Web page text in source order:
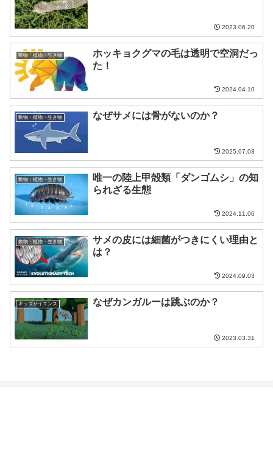
2023.06.20
動物・植物・生き物
ホッキョクグマの毛は透明で空洞だっ
た！
2024.04.10
動物・植物・生き物 なぜサメには骨がないのか？
2025.07.03
動物・植物・生き物
唯一の陸上甲殻類「ダンゴムシ」の知
られざる生態
2024.11.06
動物・植物・生き物
サメの皮には細菌がつきにくい理由と
は？
2024.09.03
キッズサイエンス なぜカンガルーは跳ぶのか？
2023.03.31